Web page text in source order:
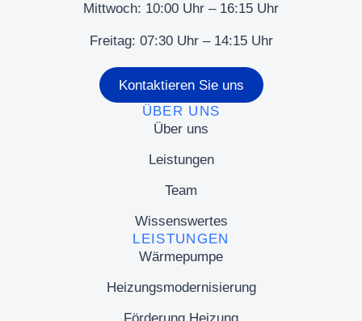
Mittwoch: 10:00 Uhr – 16:15 Uhr
Freitag: 07:30 Uhr – 14:15 Uhr
Kontaktieren Sie uns
ÜBER UNS
Über uns
Leistungen
Team
Wissenswertes
LEISTUNGEN
Wärmepumpe
Heizungsmodernisierung